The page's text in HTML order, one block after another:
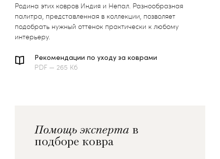
Родина этих ковров Индия и Непал. Разнообразная
палитра, представленная в коллекции, позволяет
подобрать нужный оттенок практически к любому
интерьеру.
Рекомендации по уходу за коврами
PDF — 265 Кб
Помощь эксперта в
подборе ковра